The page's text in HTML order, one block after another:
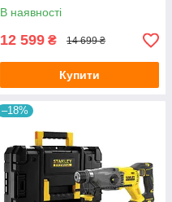
В наявності
12 599 ₴ 14 699 ₴
Купити
–18%